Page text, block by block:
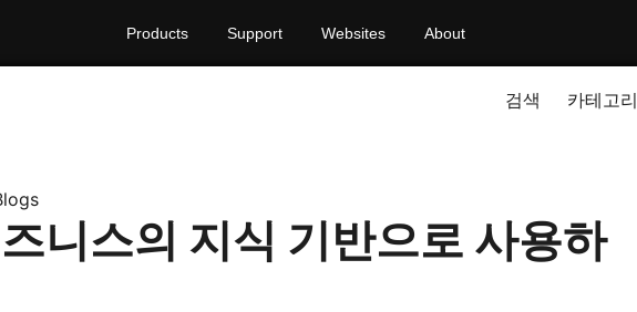
Products Support Websites About
검색 카테고리
니스의 지식 기반으로 사용하